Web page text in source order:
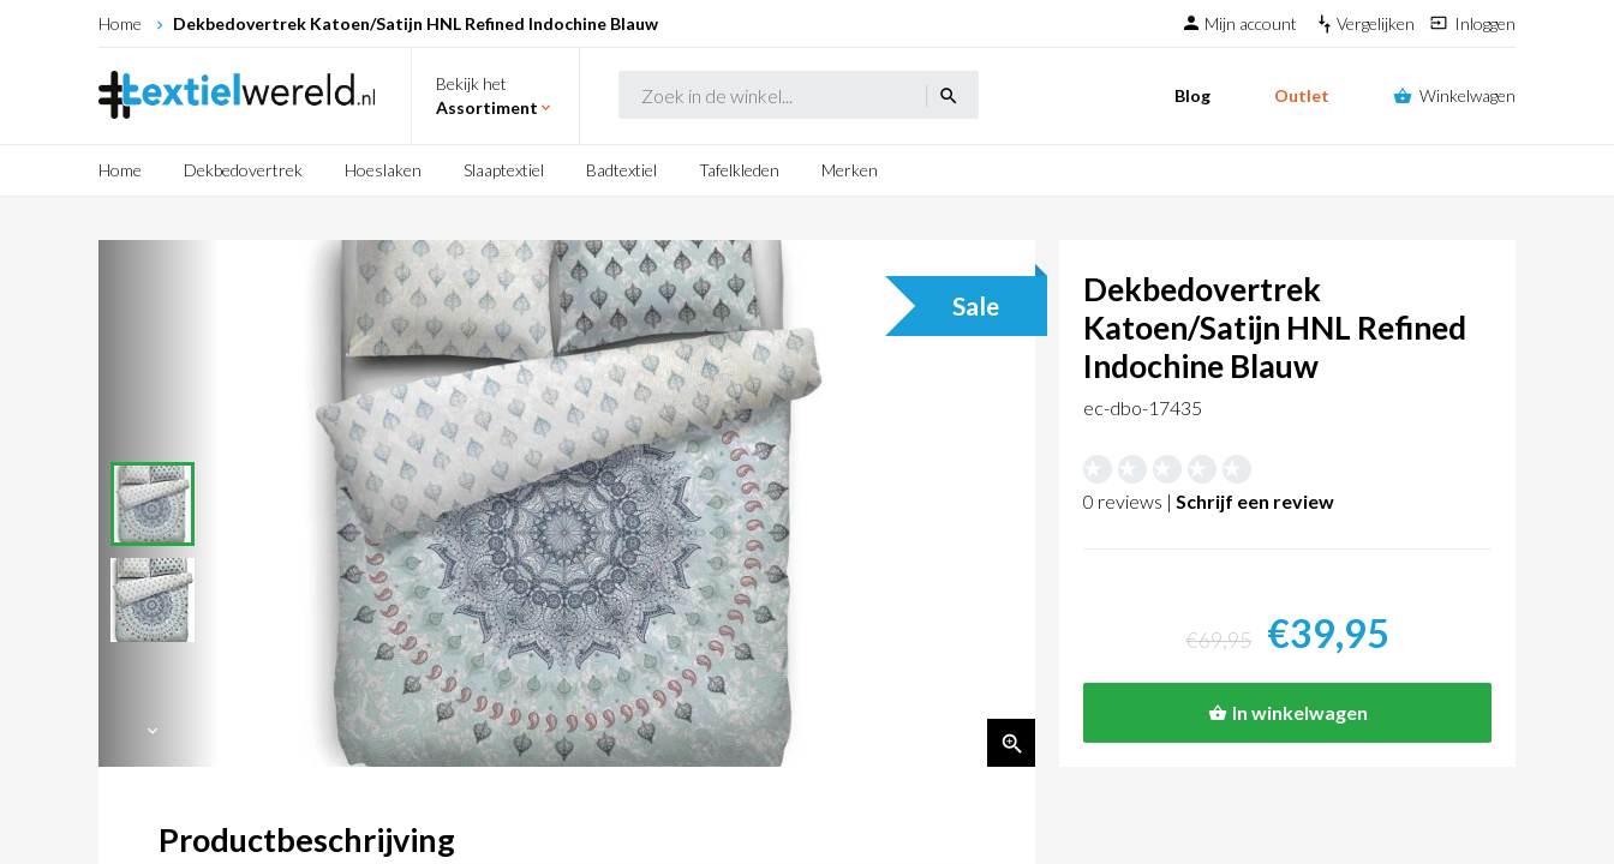
Home Dekbedovertrek Katoen/Satijn HNL Refined Indochine Blauw Mijn account Vergelijken Inloggen
Bekijk het
Assortiment
search Blog Outlet Winkelwagen
Home Dekbedovertrek Hoeslaken Slaaptextiel Badtextiel Tafelkleden Merken
Sale
Productbeschrijving
Dekbedovertrek
Katoen/Satijn HNL Refined
Indochine Blauw
ec-dbo-17435
0 reviews | Schrijf een review
€69,95 €39,95
In winkelwagen